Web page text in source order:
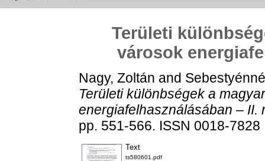
Területi
városok
Nagy, Zoltán and
Területi különbségek a
energiafelhasználásában – II.
pp. 551-566. ISSN 0018-
Text
ts580601.pdf